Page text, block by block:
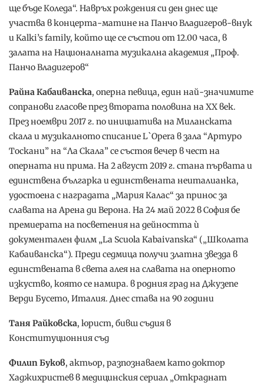
ще бъде Коледа“. Навръх рождения си ден днес ще
участва в концерта-матине на Панчо Владигеров-внук
и Kalki’s family, който ще се състои от 12.00 часа, в
залата на Националната музикална академия „Проф.
Панчо Владигеров“
Райна Кабаиванска, оперна певица, един най-значимите
сопранови гласове през втората половина на XX век.
През ноември 2017 г. по инициатива на Миланската
скала и музикалното списание L`Opera в зала “Артуро
Тоскани” на “Ла Скала” се състоя вечер в чест на
оперната ни прима. На 2 август 2019 г. стана първата и
единствена българка и единствената неиталианка,
удостоена с наградата „Мария Калас“ за принос за
славата на Арена ди Верона. На 24 май 2022 в София бе
премиерата на посветения на дейността ѝ
документален филм „La Scuola Kabaivanska“ („Школата
Кабаиванска“). Преди седмица получи златна звезда в
единствената в света алея на славата на оперното
изкуство, която се намира. в родния град на Джузепе
Верди Бусето, Италия. Днес става на 90 години
Таня Райковска, юрист, бивш съдия в
Конституционния съд
Филип Буков, актьор, разпознаваем като доктор
Хаджихристев в медицинския сериал „Откраднат